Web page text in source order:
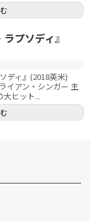
プソディ』
ディ』(2018英米)
イアン・シンガー 主
ヒット...